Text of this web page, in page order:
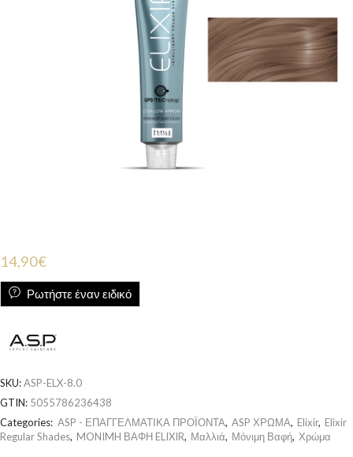
14,90€
Ρωτήστε έναν ειδικό
SKU:ASP-ELX-8.0
GTIN: 5055786236438
Categories: ASP - ΕΠΑΓΓΕΛΜΑΤΙΚΑ ΠΡΟΪΟΝΤΑ, ASP ΧΡΩΜΑ, Elixir, Elixir
Regular Shades, MONIMH ΒΑΦΗ ELIXIR, Μαλλιά, Μόνιμη Βαφή, Χρώμα